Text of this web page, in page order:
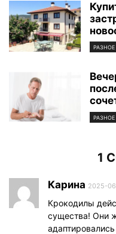
РАЗНОЕ
РАЗНОЕ
1
Карина 2025-
Крокодилы
существа! Они